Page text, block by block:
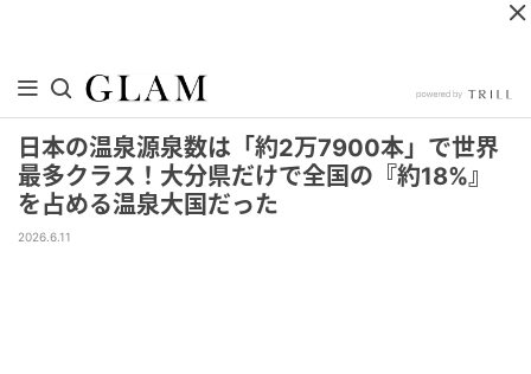
日本の温泉源泉数は「約2万7900本」で世界
最多クラス！大分県だけで全国の『約18%』
を占める温泉大国だった
2026.6.11